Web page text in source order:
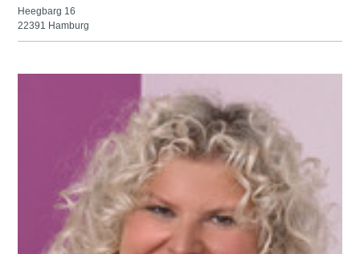
Heegbarg 16
22391 Hamburg